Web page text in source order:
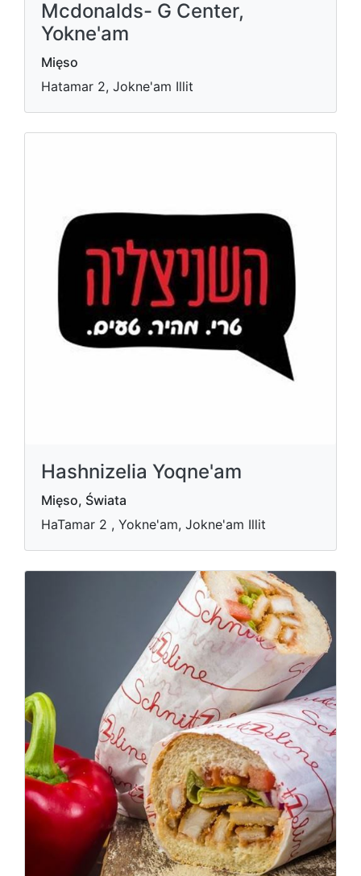
Mcdonalds- G Center,
Yokne'am
Mięso
Hatamar 2, Jokne'am Illit
Hashnizelia Yoqne'am
Mięso, Świata
HaTamar 2 , Yokne'am, Jokne'am Illit